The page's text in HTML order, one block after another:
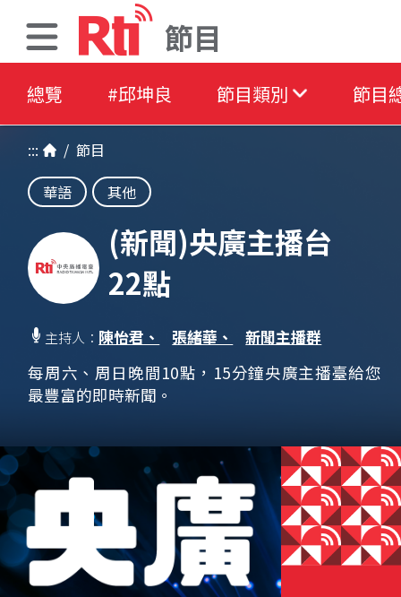
節目
總覽 #邱坤良 節目類別 節目
::: / 節目
華語
其他
(新聞)央廣主播台
22點
主持人： 陳怡君、 張緒華、
新聞主播群
每周六、周日晚間10點，15分鐘央廣主播臺給您
最豐富的即時新聞。